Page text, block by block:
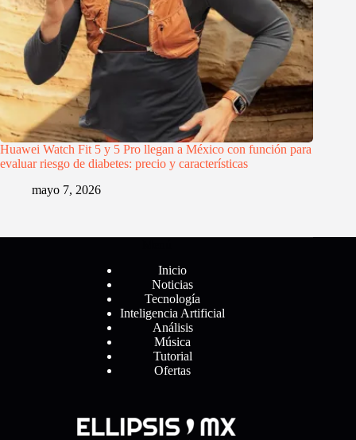
Huawei Watch Fit 5 y 5 Pro llegan a México con función para
evaluar riesgo de diabetes: precio y características
mayo 7, 2026
Inicio
Noticias
Tecnología
Inteligencia Artificial
Análisis
Música
Tutorial
Ofertas